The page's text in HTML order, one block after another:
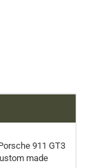
911 GT3
made